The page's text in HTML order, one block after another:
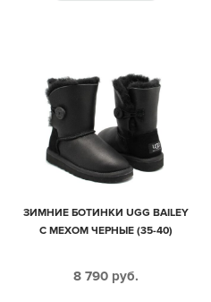
ЗИМНИЕ БОТИНКИ UGG BAILEY
С МЕХОМ ЧЕРНЫЕ (35-40)
8 790 руб.